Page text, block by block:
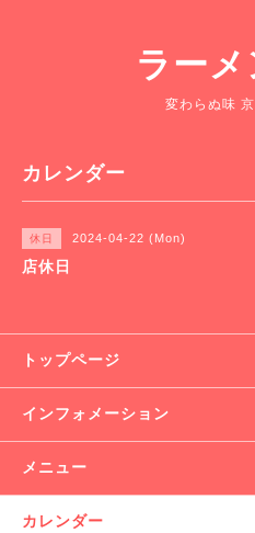
ラーメ
変わらぬ味
カレンダー
休日 2024-04-22 (Mon)
店休日
トップページ
インフォメーション
メニュー
カレンダー